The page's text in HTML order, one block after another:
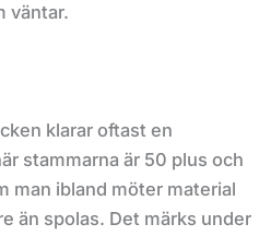
väntar.
klarar oftast en
stammarna är 50 plus och
man ibland möter material
än spolas. Det märks under